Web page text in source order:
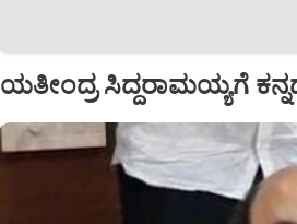
ಯತೀಂದ್ರ ಸಿದ್ದರಾಮಯ್ಯಗೆ